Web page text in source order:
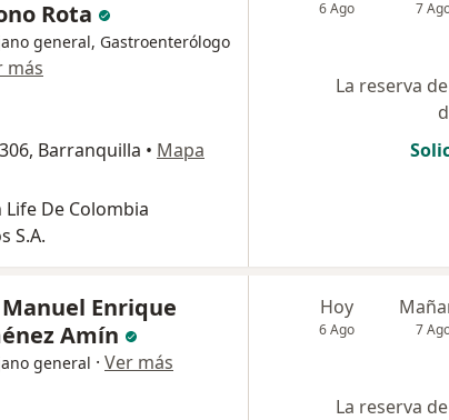
Rota
general, Gastroenterólogo
más
Barranquilla • Mapa
De Colombia
S.A.
6 Ago 7
La reserva
Enrique
Amín
general · Ver más
Hoy
6 Ago 7
La reserva